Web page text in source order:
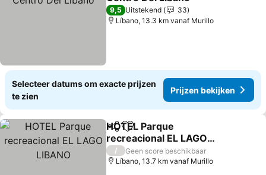
Prijzen bekijken
9,5 Uitstekend
33
Líbano, 13.3 km vanaf Murillo
Selecteer datums om exacte prijzen
te zien
Prijzen bekijken
DelenToevoegen aan favorieten
HOTEL Parque
recreacional EL LAGO
LIBANO
Prijzen bekijken
/
Geen score beschikbaar
Líbano, 13.7 km vanaf Murillo